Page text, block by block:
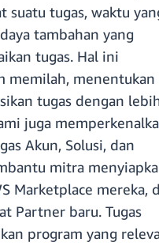
suatu tugas, waktu
tambahan yang
tugas. Hal ini
memilah, menentukan
tugas dengan
juga
Akun, Solusi, dan
mitra
Marketplace mereka,
Partner baru. Tugas
program yang